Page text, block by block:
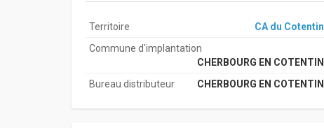
Territoire
CA du Cotentin
Commune d'implantation
CHERBOURG EN COTENTIN
Bureau distributeur CHERBOURG EN COTENTIN